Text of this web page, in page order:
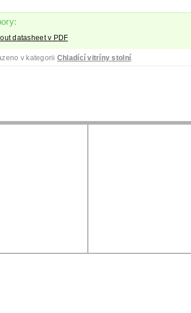
datasheet v PDF
v kategorii Chladící vitríny stolní.